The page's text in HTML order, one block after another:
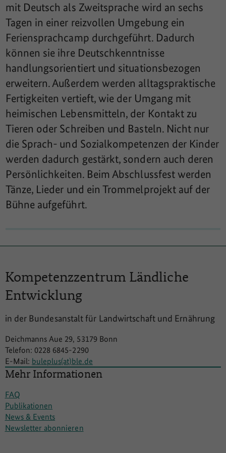
mit Deutsch als Zweitsprache wird an sechs
Tagen in einer reizvollen Umgebung ein
Feriensprachcamp durchgeführt. Dadurch
können sie ihre Deutschkenntnisse
handlungsorientiert und situationsbezogen
erweitern. Außerdem werden alltagspraktische
Fertigkeiten vertieft, wie der Umgang mit
heimischen Lebensmitteln, der Kontakt zu
Tieren oder Schreiben und Basteln. Nicht nur
die Sprach- und Sozialkompetenzen der Kinder
werden dadurch gestärkt, sondern auch deren
Persönlichkeiten. Beim Abschlussfest werden
Tänze, Lieder und ein Trommelprojekt auf der
Bühne aufgeführt.
Kompetenzzentrum Ländliche
Entwicklung
in der Bundesanstalt für Landwirtschaft und Ernährung
Deichmanns Aue 29, 53179 Bonn
Telefon: 0228 6845-2290
E-Mail: buleplus(at)ble.de
Mehr Informationen
FAQ
Publikationen
News & Events
Newsletter abonnieren